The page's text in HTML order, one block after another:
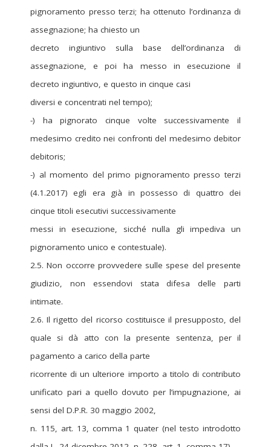
pignoramento presso terzi; ha ottenuto l’ordinanza di
assegnazione; ha chiesto un
decreto ingiuntivo sulla base dell’ordinanza di
assegnazione, e poi ha messo in esecuzione il
decreto ingiuntivo, e questo in cinque casi
diversi e concentrati nel tempo);
-) ha pignorato cinque volte successivamente il
medesimo credito nei confronti del medesimo debitor
debitoris;
-) al momento del primo pignoramento presso terzi
(4.1.2017) egli era già in possesso di quattro dei
cinque titoli esecutivi successivamente
messi in esecuzione, sicché nulla gli impediva un
pignoramento unico e contestuale).
2.5. Non occorre provvedere sulle spese del presente
giudizio, non essendovi stata difesa delle parti
intimate.
2.6. Il rigetto del ricorso costituisce il presupposto, del
quale si dà atto con la presente sentenza, per il
pagamento a carico della parte
ricorrente di un ulteriore importo a titolo di contributo
unificato pari a quello dovuto per l’impugnazione, ai
sensi del D.P.R. 30 maggio 2002,
n. 115, art. 13, comma 1 quater (nel testo introdotto